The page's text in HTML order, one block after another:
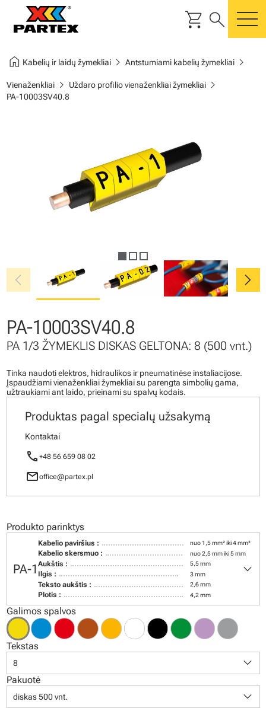
shopping_cart search
home Kabelių ir laidų žymekliaichevron_right Antstumiami kabelių žymekliaichevron_right
Vienaženkliaichevron_right Uždaro profilio vienaženkliai žymekliaichevron_right
PA-10003SV40.8
chevron_left chevron_right
PA-10003SV40.8
PA 1/3 ŽYMEKLIS DISKAS GELTONA: 8 (500 vnt.)
Tinka naudoti elektros, hidraulikos ir pneumatinėse instaliacijose.
Įspaudžiami vienaženkliai žymekliai su parengta simbolių gama,
užtraukiami ant laido, prieinami su spalvų kodais.
Produktas pagal specialų užsakymą
Kontaktai
call +48 56 659 08 02
mailoffice@partex.pl
Produkto parinktys
PA-1
Kabelio paviršius : nuo 1,5 mm² iki 4 mm²
Kabelio skersmuo : nuo 2,5 mm iki 5 mm
Aukštis : 5,5 mm
Ilgis : 3 mm
Teksto aukštis : 2,6 mm
Plotis : 4,2 mm
keyboard_arrow_down
Galimos spalvos
Tekstas
8 keyboard_arrow_down
Pakuotė
diskas 500 vnt. keyboard_arrow_down